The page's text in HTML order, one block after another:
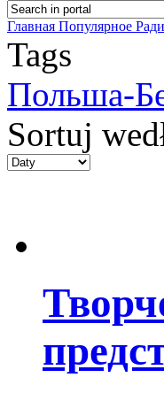
Главная Популярное
Tags
Польша-
Sortuj